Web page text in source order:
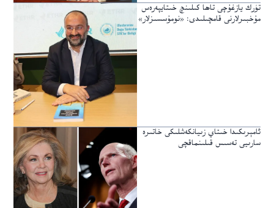
تۈرك يازغۇچى تاھا كىلىنچ خىتايپەرەس
مۇخبىرلارنى قامچىلىدى: «نومۇسسىزلار»
ئامېرىكىدا خىتاي زىيانكەشلىكى خاتىرە
سارىيى تەسىس قىلىنماقچى